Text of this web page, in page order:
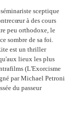
sceptique
à des cours
peu orthodoxe, le
sombre de sa foi.
est un thriller
lieux les plus
(L'Exorcisme
par Michael Petroni
du passeur